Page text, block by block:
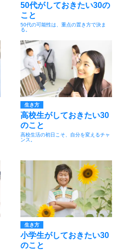
50代がしておきたい30の
こと
50代の可能性は、重点の置き方で決ま
る。
生き方
高校生がしておきたい30
のこと
高校生活の初日こそ、自分を変えるチャ
ンス。
生き方
小学生がしておきたい30
のこと